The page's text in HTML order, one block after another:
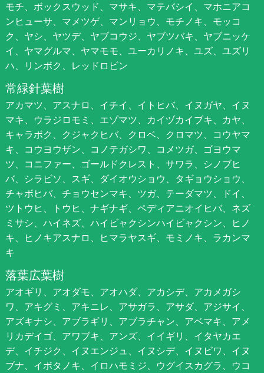
モチ、ボックスウッド、マサキ、マテバシイ、マホニアコ
ンヒューサ、マメツゲ、マンリョウ、モチノキ、モッコ
ク、ヤシ、ヤツデ、ヤブコウジ、ヤブツバキ、ヤブニッケ
イ、ヤマグルマ、ヤマモモ、ユーカリノキ、ユズ、ユズリ
ハ、リンボク、レッドロビン
常緑針葉樹
アカマツ、アスナロ、イチイ、イトヒバ、イヌガヤ、イヌ
マキ、ウラジロモミ、エゾマツ、カイヅカイブキ、カヤ、
キャラボク、クジャクヒバ、クロベ、クロマツ、コウヤマ
キ、コウヨウザン、コノテガシワ、コメツガ、ゴヨウマ
ツ、コニファー、ゴールドクレスト、サワラ、シノブヒ
バ、シラビソ、スギ、ダイオウショウ、タギョウショウ、
チャボヒバ、チョウセンマキ、ツガ、テーダマツ、ドイ、
ツトウヒ、トウヒ、ナギナギ、ペディアニオイヒバ、ネズ
ミサシ、ハイネズ、ハイビャクシンハイビャクシン、ヒノ
キ、ヒノキアスナロ、ヒマラヤスギ、モミノキ、ラカンマ
キ
落葉広葉樹
アオギリ、アオダモ、アオハダ、アカシデ、アカメガシ
ワ、アキグミ、アキニレ、アサガラ、アサダ、アジサイ、
アズキナシ、アブラギリ、アブラチャン、アベマキ、アメ
リカデイゴ、アワブキ、アンズ、イイギリ、イタヤカエ
デ、イチジク、イヌエンジュ、イヌシデ、イヌビワ、イヌ
ブナ、イボタノキ、イロハモミジ、ウグイスカグラ、ウコ